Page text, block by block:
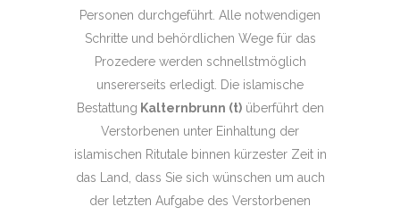
Personen durchgeführt. Alle notwendigen
Schritte und behördlichen Wege für das
Prozedere werden schnellstmöglich
unsererseits erledigt. Die islamische
Bestattung Kalternbrunn (t)überführt den
Verstorbenen unter Einhaltung der
islamischen Ritutale binnen kürzester Zeit in
das Land, dass Sie sich wünschen um auch
der letzten Aufgabe des Verstorbenen